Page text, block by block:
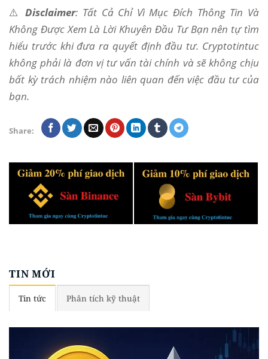
⚠️Disclaimer: Tất Cả Chỉ Vì Mục Đích Thông Tin Và
Không Được Xem Là Lời Khuyên Đầu Tư Bạn nên tự tìm
hiểu trước khi đưa ra quyết định đầu tư. Cryptotintuc
không phải là đơn vị tư vấn tài chính và sẽ không chịu
bất kỳ trách nhiệm nào liên quan đến việc đầu tư của
bạn.
Share:
TIN MỚI
Tin tức Phân tích kỹ thuật